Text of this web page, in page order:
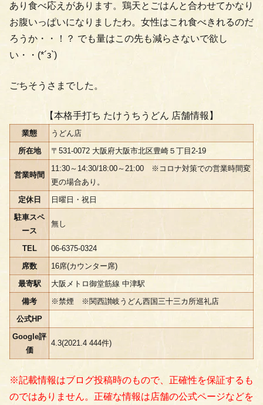
あり食べ応えがあります。鶏天とごはんと合わせてかなり
お腹いっぱいになりましたわ。女性はこれ食べきれるのだ
ろうか・・！？ でも量はこの先も減らさないで欲し
い・・(*´з`)
ごちそうさまでした。
【本格手打ち たけうちうどん 店舗情報】
業態
うどん店
所在地
〒531-0072 大阪府大阪市北区豊崎５丁目2-19
営業時間
11:30～14:30/18:00～21:00 ※コロナ対策での営業時間変
更の場合あり。
定休日
日曜日・祝日
駐車スペ
ース
無し
TEL
06-6375-0324
席数
16席(カウンター席)
最寄駅
大阪メトロ御堂筋線 中津駅
備考
※禁煙 ※関西讃岐うどん西国三十三カ所巡礼店
公式HP
Google評
価
4.3(2021.4 444件)
※記載情報はブログ投稿時のもので、正確性を保証するも
のではありません。正確な情報は店舗の公式ページなどを